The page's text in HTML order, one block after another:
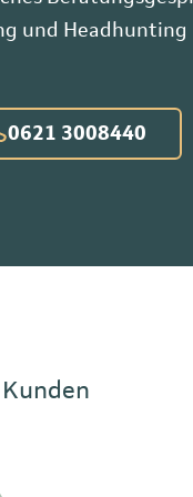
und Headhunting
0621 3008440
Kunden